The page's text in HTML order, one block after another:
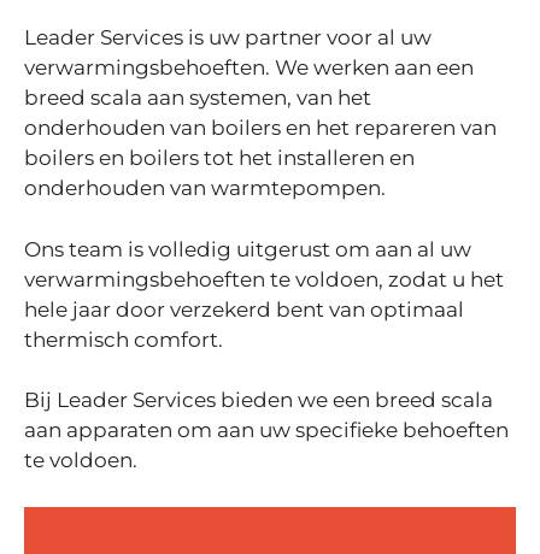
Leader Services is uw partner voor al uw
verwarmingsbehoeften. We werken aan een
breed scala aan systemen, van het
onderhouden van boilers en het repareren van
boilers en boilers tot het installeren en
onderhouden van warmtepompen.
Ons team is volledig uitgerust om aan al uw
verwarmingsbehoeften te voldoen, zodat u het
hele jaar door verzekerd bent van optimaal
thermisch comfort.
Bij Leader Services bieden we een breed scala
aan apparaten om aan uw specifieke behoeften
te voldoen.